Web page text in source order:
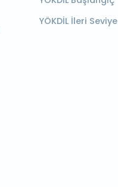
YÖKDİL İleri Seviye